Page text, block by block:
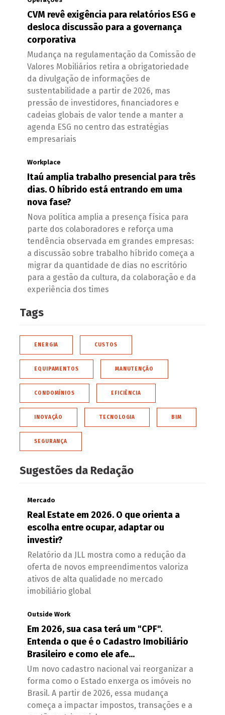
CVM revê exigência para relatórios ESG e
desloca discussão para a governança
corporativa
Mudança na regulamentação da Comissão de
Valores Mobiliários retira a obrigatoriedade
da divulgação de informações de
sustentabilidade a partir de 2026, mas
pressão de investidores, financiadores e
cadeias globais de valor tende a manter a
agenda ESG no centro das estratégias
empresariais
Workplace
Itaú amplia trabalho presencial para três
dias. O híbrido está entrando em uma
nova fase?
Nova política amplia a presença física para
parte dos colaboradores e reforça uma
tendência observada em grandes empresas:
a discussão sobre trabalho híbrido começa a
migrar da quantidade de dias no escritório
para a gestão da cultura, da colaboração e da
experiência dos times
Tags
ENERGIA CUSTOS
EQUIPAMENTOS MANUTENÇÃO
CONDOMÍNIOS EFICIÊNCIA
INOVAÇÃO TECNOLOGIA BIM
SEGURANÇA
Sugestões da Redação
Mercado
Real Estate em 2026. O que orienta a
escolha entre ocupar, adaptar ou
investir?
Relatório da JLL mostra como a redução da
oferta de novos empreendimentos valoriza
ativos de alta qualidade no mercado
imobiliário global
Outside Work
Em 2026, sua casa terá um "CPF".
Entenda o que é o Cadastro Imobiliário
Brasileiro e como ele afe...
Um novo cadastro nacional vai reorganizar a
forma como o Estado enxerga os imóveis no
Brasil. A partir de 2026, essa mudança
começa a impactar impostos, transações e a